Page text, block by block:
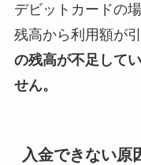
デビットカードの
残高から利用額が
の残高が不足して
せん。
入金できない原